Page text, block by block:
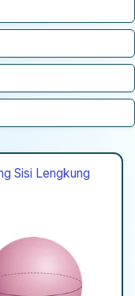
Sisi Lengkung